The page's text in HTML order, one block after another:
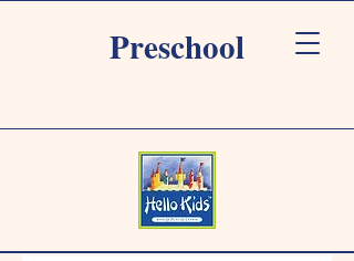
Preschool